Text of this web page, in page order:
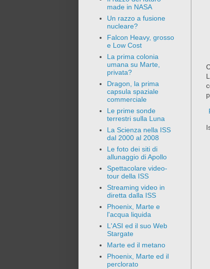
made in NASA
Un razzo a fusione
nucleare?
Falcon Heavy, grosso
e Low Cost
La prima colonia
umana su Marte,
privata?
Dragon, la prima
capsula spaziale
commerciale
Le prime sonde
terrestri sulla Luna
La Scienza nella ISS
dal 2000 al 2008
Le foto dei siti di
allunaggio di Apollo
Spettacolare video-
tour della ISS
Streaming video in
diretta dalla ISS
Phoenix, Marte e
l'acqua liquida
L'ASI ed il suo Web
Stargate
Marte ed il metano
Phoenix, Marte ed il
perclorato